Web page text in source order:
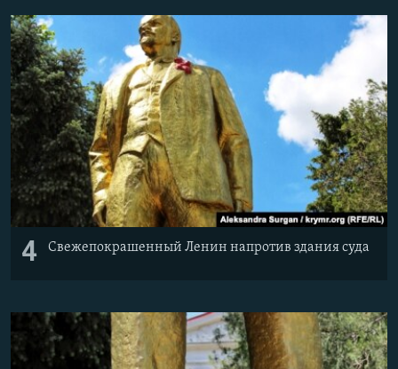
4 Свежепокрашенный Ленин напротив здания суда